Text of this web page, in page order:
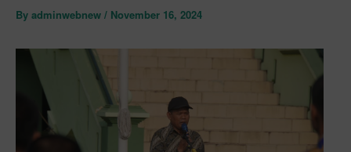
By adminwebnew / November 16, 2024